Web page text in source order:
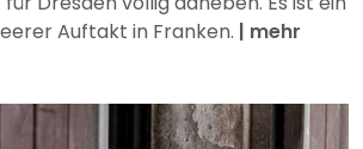
Auftakt in Franken. | mehr